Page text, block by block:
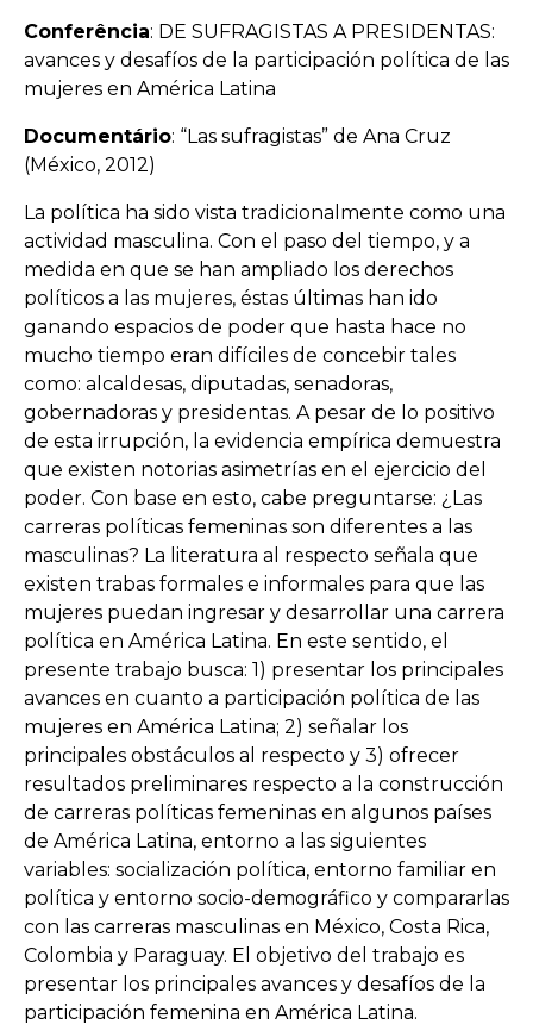
Conferência: DE SUFRAGISTAS A PRESIDENTAS:
avances y desafíos de la participación política de las
mujeres en América Latina
Documentário: “Las sufragistas” de Ana Cruz
(México, 2012)
La política ha sido vista tradicionalmente como una
actividad masculina. Con el paso del tiempo, y a
medida en que se han ampliado los derechos
políticos a las mujeres, éstas últimas han ido
ganando espacios de poder que hasta hace no
mucho tiempo eran difíciles de concebir tales
como: alcaldesas, diputadas, senadoras,
gobernadoras y presidentas. A pesar de lo positivo
de esta irrupción, la evidencia empírica demuestra
que existen notorias asimetrías en el ejercicio del
poder. Con base en esto, cabe preguntarse: ¿Las
carreras políticas femeninas son diferentes a las
masculinas? La literatura al respecto señala que
existen trabas formales e informales para que las
mujeres puedan ingresar y desarrollar una carrera
política en América Latina. En este sentido, el
presente trabajo busca: 1) presentar los principales
avances en cuanto a participación política de las
mujeres en América Latina; 2) señalar los
principales obstáculos al respecto y 3) ofrecer
resultados preliminares respecto a la construcción
de carreras políticas femeninas en algunos países
de América Latina, entorno a las siguientes
variables: socialización política, entorno familiar en
política y entorno socio-demográfico y compararlas
con las carreras masculinas en México, Costa Rica,
Colombia y Paraguay. El objetivo del trabajo es
presentar los principales avances y desafíos de la
participación femenina en América Latina.